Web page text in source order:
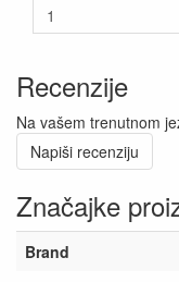
Recenzije
Na vašem trenutnom
Napiši recenziju
Značajke
Brand